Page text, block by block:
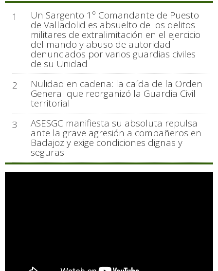
1 Un Sargento 1º Comandante de Puesto
de Valladolid es absuelto de los delitos
militares de extralimitación en el ejercicio
del mando y abuso de autoridad
denunciados por varios guardias civiles
de su Unidad
2
Nulidad en cadena: la caída de la Orden
General que reorganizó la Guardia Civil
territorial
3
ASESGC manifiesta su absoluta repulsa
ante la grave agresión a compañeros en
Badajoz y exige condiciones dignas y
seguras